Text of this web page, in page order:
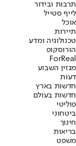
תרבות ובידור
לייף סטייל
אוכל
תיירות
טכנולוגיה ומדע
הורוסקופ
ForReal
מגזין השבוע
דעות
חדשות בארץ
חדשות בעולם
פוליטי
ביטחוני
חינוך
בריאות
משפט